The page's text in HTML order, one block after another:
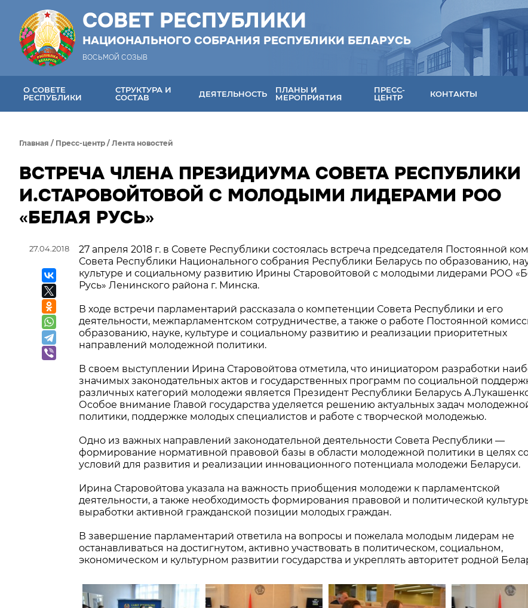
СОВЕТ РЕСПУБЛИКИ
НАЦИОНАЛЬНОГО СОБРАНИЯ РЕСПУБЛИКИ БЕЛАРУСЬ
ВОСЬМОЙ СОЗЫВ
О СОВЕТЕ
РЕСПУБЛИКИ
СТРУКТУРА И
СОСТАВ
ДЕЯТЕЛЬНОСТЬ
ПЛАНЫ И
МЕРОПРИЯТИЯ
ПРЕСС-
ЦЕНТР
КОНТАКТЫ
Главная / Пресс-центр / Лента новостей
ВСТРЕЧА ЧЛЕНА ПРЕЗИДИУМА СОВЕТА РЕСПУБЛИКИ
И.СТАРОВОЙТОВОЙ С МОЛОДЫМИ ЛИДЕРАМИ РОО
«БЕЛАЯ РУСЬ»
27.04.2018
27 апреля 2018 г. в Совете Республики состоялась встреча председателя Постоянной
Совета Республики Национального собрания Республики Беларусь по образованию,
культуре и социальному развитию Ирины Старовойтовой с молодыми лидерами РОО
Русь» Ленинского района г. Минска.
В ходе встречи парламентарий рассказала о компетенции Совета Республики и его
деятельности, межпарламентском сотрудничестве, а также о работе Постоянной
образованию, науке, культуре и социальному развитию и реализации приоритетных
направлений молодежной политики.
В своем выступлении Ирина Старовойтова отметила, что инициатором разработки
значимых законодательных актов и государственных программ по социальной
различных категорий молодежи является Президент Республики Беларусь
Особое внимание Главой государства уделяется решению актуальных задач
политики, поддержке молодых специалистов и работе с творческой молодежью.
Одно из важных направлений законодательной деятельности Совета Республики —
формирование нормативной правовой базы в области молодежной политики в целях
условий для развития и реализации инновационного потенциала молодежи Беларуси.
Ирина Старовойтова указала на важность приобщения молодежи к парламентской
деятельности, а также необходимость формирования правовой и политической
выработки активной гражданской позиции молодых граждан.
В завершение парламентарий ответила на вопросы и пожелала молодым лидерам не
останавливаться на достигнутом, активно участвовать в политическом, социальном,
экономическом и культурном развитии государства и укреплять авторитет родной